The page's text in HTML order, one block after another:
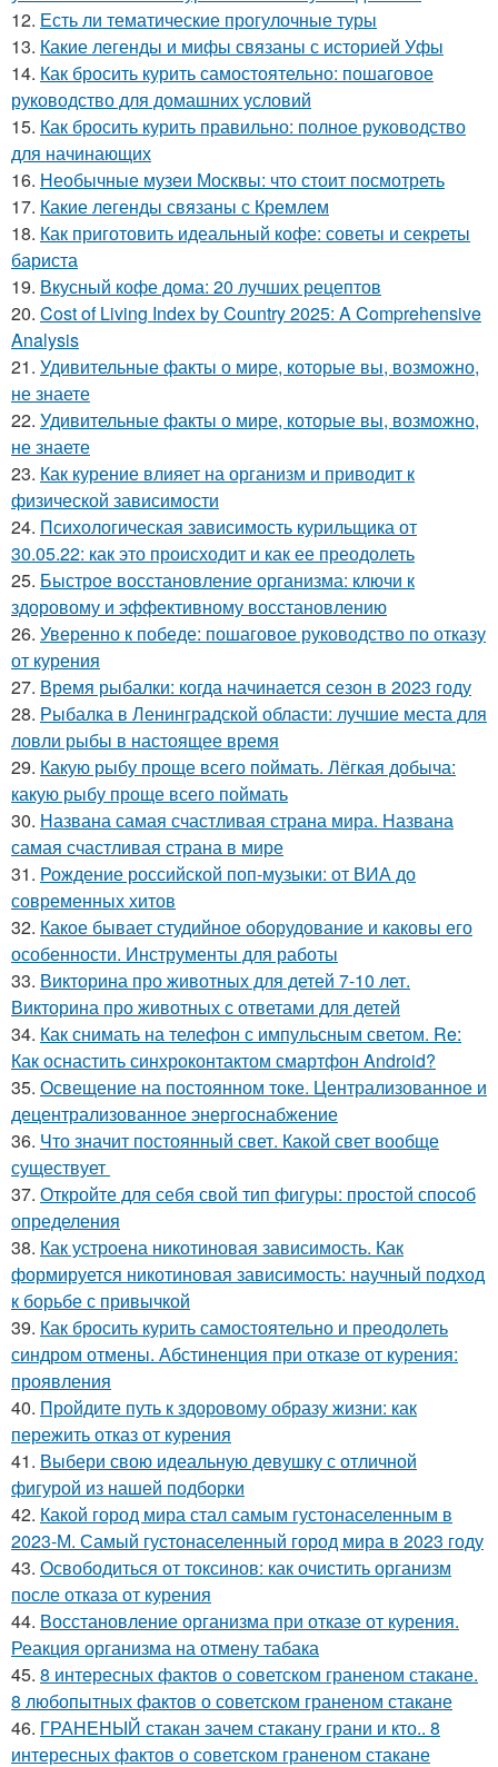
12. Есть ли тематические прогулочные туры
13. Какие легенды и мифы связаны с историей Уфы
14. Как бросить курить самостоятельно: пошаговое
руководство для домашних условий
15. Как бросить курить правильно: полное руководство
для начинающих
16. Необычные музеи Москвы: что стоит посмотреть
17. Какие легенды связаны с Кремлем
18. Как приготовить идеальный кофе: советы и секреты
бариста
19. Вкусный кофе дома: 20 лучших рецептов
20. Cost of Living Index by Country 2025: A Comprehensive
Analysis
21. Удивительные факты о мире, которые вы, возможно,
не знаете
22. Удивительные факты о мире, которые вы, возможно,
не знаете
23. Как курение влияет на организм и приводит к
физической зависимости
24. Психологическая зависимость курильщика от
30.05.22: как это происходит и как ее преодолеть
25. Быстрое восстановление организма: ключи к
здоровому и эффективному восстановлению
26. Уверенно к победе: пошаговое руководство по отказу
от курения
27. Время рыбалки: когда начинается сезон в 2023 году
28. Рыбалка в Ленинградской области: лучшие места для
ловли рыбы в настоящее время
29. Какую рыбу проще всего поймать. Лёгкая добыча:
какую рыбу проще всего поймать
30. Названа самая счастливая страна мира. Названа
самая счастливая страна в мире
31. Рождение российской поп-музыки: от ВИА до
современных хитов
32. Какое бывает студийное оборудование и каковы его
особенности. Инструменты для работы
33. Викторина про животных для детей 7-10 лет.
Викторина про животных с ответами для детей
34. Как снимать на телефон с импульсным светом. Re:
Как оснастить синхроконтактом смартфон Android?
35. Освещение на постоянном токе. Централизованное и
децентрализованное энергоснабжение
36. Что значит постоянный свет. Какой свет вообще
существует
37. Откройте для себя свой тип фигуры: простой способ
определения
38. Как устроена никотиновая зависимость. Как
формируется никотиновая зависимость: научный подход
к борьбе с привычкой
39. Как бросить курить самостоятельно и преодолеть
синдром отмены. Абстиненция при отказе от курения:
проявления
40. Пройдите путь к здоровому образу жизни: как
пережить отказ от курения
41. Выбери свою идеальную девушку с отличной
фигурой из нашей подборки
42. Какой город мира стал самым густонаселенным в
2023-М. Самый густонаселенный город мира в 2023 году
43. Освободиться от токсинов: как очистить организм
после отказа от курения
44. Восстановление организма при отказе от курения.
Реакция организма на отмену табака
45. 8 интересных фактов о советском граненом стакане.
8 любопытных фактов о советском граненом стакане
46. ГРАНЕНЫЙ стакан зачем стакану грани и кто.. 8
интересных фактов о советском граненом стакане